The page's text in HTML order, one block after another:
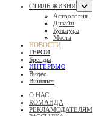
СТИЛЬ ЖИЗНИ
Астрология
Дизайн
Культура
Места
НОВОСТИ
ГЕРОИ
Бренды
ИНТЕРВЬЮ
Видео
Вишлист
О НАС
КОМАНДА
РЕКЛАМОДАТЕЛЯМ